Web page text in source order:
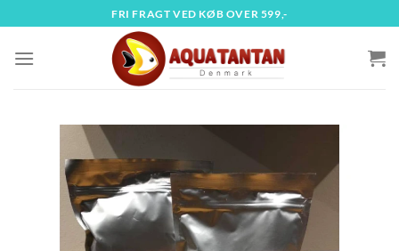
til
indhold
FRI FRAGT VED KØB OVER 599,-